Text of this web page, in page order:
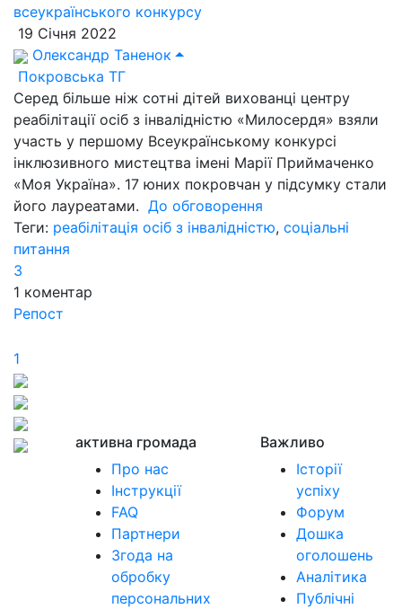
всеукраїнського конкурсу
19 Січня 2022
Олександр Таненок
Покровська ТГ
Серед більше ніж сотні дітей вихованці центру
реабілітації осіб з інвалідністю «Милосердя» взяли
участь у першому Всеукраїнському конкурсі
інклюзивного мистецтва імені Марії Приймаченко
«Моя Україна». 17 юних покровчан у підсумку стали
його лауреатами. До обговорення
Теги: реабілітація осіб з інвалідністю, соціальні
питання
3
1 коментар
Репост
1
активна громада
Про нас
Інструкції
FAQ
Партнери
Згода на
обробку
персональних
Важливо
Історії
успіху
Форум
Дошка
оголошень
Аналітика
Публічні